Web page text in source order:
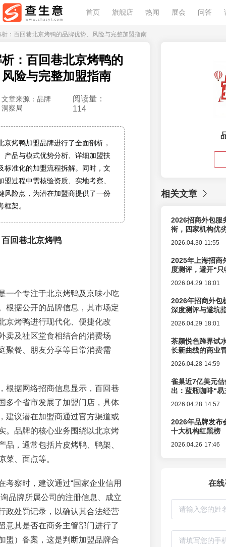
首页 旗舰店 热闻 展会 问答
：百回巷北京烤鸭的品牌优势、风险与完整加盟指南
：百回巷北京烤鸭的
险与完整加盟指南
文章来源：品牌
洞察局
阅读量：
114
京烤鸭加盟品牌进行了全面剖析，
产品与模式优势分析、详细加盟扶
标准化的加盟流程拆解。同时，文
盟过程中需核验资质、实地考察、
风险点，为潜在加盟商提供了一份
架。
回巷北京烤鸭
一个专注于北京烤鸭及京味小吃
根据公开的品牌信息，其市场定
京烤鸭进行现代化、便捷化改
卖及社区堂食相结合的消费场
聚餐、朋友分享等日常消费需
根据网络招商信息显示，百回巷
多个省市发展了加盟门店，具体
建议潜在加盟商通过官方渠道或
。品牌的核心业务围绕以北京烤
品，通常包括片皮烤鸭、鸭架、
菜、面点等。
考察时，建议通过“国家企业信用
品牌所属公司的注册信息、成立
政处罚记录，以确认其合法经营
意其是否在商务主管部门进行了
盟）备案，这是判断加盟品牌合
相关文章
2026招商外包服
衔，四家机构优
2026.04.30 11:55
2025年上海招商
度测评，避开“
2026.04.29 18:01
2026年招商外包
深度测评与避坑
2026.04.29 18:01
茶颜悦色跨界试
长新曲线的商业
2026.04.28 14:59
雀巢近7亿美元
出：蓝瓶咖啡“
2026.04.28 14:57
2026年品牌发布
十大机构红黑榜
2026.04.26 17:46
在